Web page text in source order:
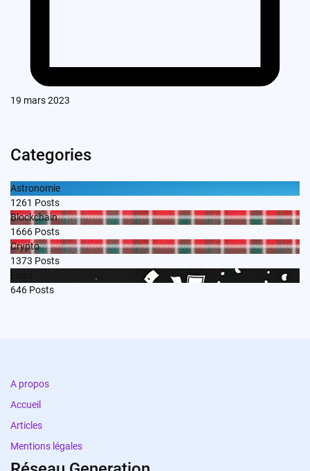
19 mars 2023
Categories
Astronomie
1261 Posts
Blockchain
1666 Posts
Crypto
1373 Posts
646 Posts
A propos
Accueil
Articles
Mentions légales